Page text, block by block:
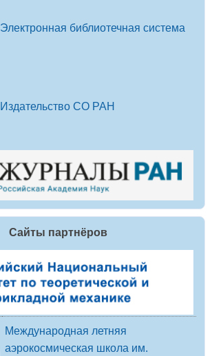
Электронная библиотечная система
Издательство СО РАН
Сайты партнёров
Международная летняя
аэрокосмическая школа им.